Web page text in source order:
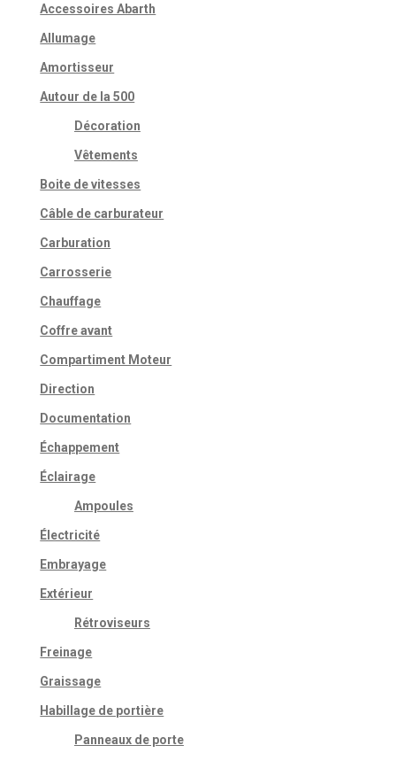
Accessoires Abarth
Allumage
Amortisseur
Autour de la 500
Décoration
Vêtements
Boite de vitesses
Câble de carburateur
Carburation
Carrosserie
Chauffage
Coffre avant
Compartiment Moteur
Direction
Documentation
Échappement
Éclairage
Ampoules
Électricité
Embrayage
Extérieur
Rétroviseurs
Freinage
Graissage
Habillage de portière
Panneaux de porte